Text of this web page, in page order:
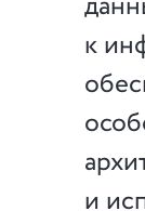
к
и